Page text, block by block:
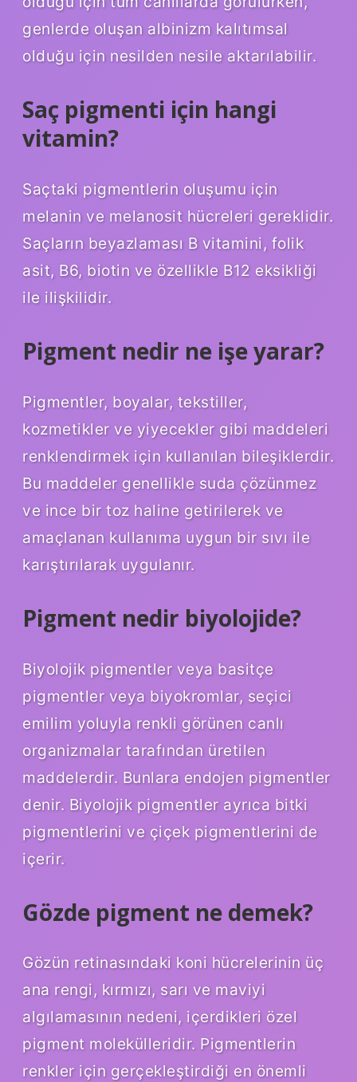
genlerde oluşan albinizm kalıtımsal
olduğu için nesilden nesile aktarılabilir.
Saç pigmenti için hangi
vitamin?
Saçtaki pigmentlerin oluşumu için
melanin ve melanosit hücreleri gereklidir.
Saçların beyazlaması B vitamini, folik
asit, B6, biotin ve özellikle B12 eksikliği
ile ilişkilidir.
Pigment nedir ne işe yarar?
Pigmentler, boyalar, tekstiller,
kozmetikler ve yiyecekler gibi maddeleri
renklendirmek için kullanılan bileşiklerdir.
Bu maddeler genellikle suda çözünmez
ve ince bir toz haline getirilerek ve
amaçlanan kullanıma uygun bir sıvı ile
karıştırılarak uygulanır.
Pigment nedir biyolojide?
Biyolojik pigmentler veya basitçe
pigmentler veya biyokromlar, seçici
emilim yoluyla renkli görünen canlı
organizmalar tarafından üretilen
maddelerdir. Bunlara endojen pigmentler
denir. Biyolojik pigmentler ayrıca bitki
pigmentlerini ve çiçek pigmentlerini de
içerir.
Gözde pigment ne demek?
Gözün retinasındaki koni hücrelerinin üç
ana rengi, kırmızı, sarı ve maviyi
algılamasının nedeni, içerdikleri özel
pigment molekülleridir. Pigmentlerin
renkler için gerçekleştirdiği en önemli